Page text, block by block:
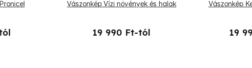
Vászonkép Vízi növények és halak
19 990 Ft-tól
Vászonkép
19